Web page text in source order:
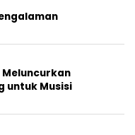
Meluncurkan
untuk Musisi